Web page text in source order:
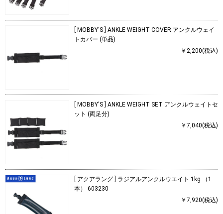
[ MOBBY'S ] ANKLE WEIGHT COVER アンクルウェイ
トカバー (単品)
￥2,200(税込)
[ MOBBY'S ] ANKLE WEIGHT SET アンクルウェイトセ
ット (両足分)
￥7,040(税込)
[ アクアラング ] ラジアルアンクルウエイト 1kg （1
本） 603230
￥7,920(税込)